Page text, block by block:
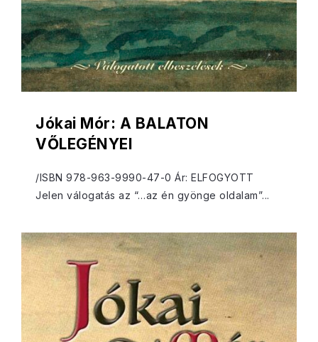
Jókai Mór: A BALATON
VŐLEGÉNYEI
/ISBN 978-963-9990-47-0 Ár: ELFOGYOTT
Jelen válogatás az “…az én gyönge oldalam”...